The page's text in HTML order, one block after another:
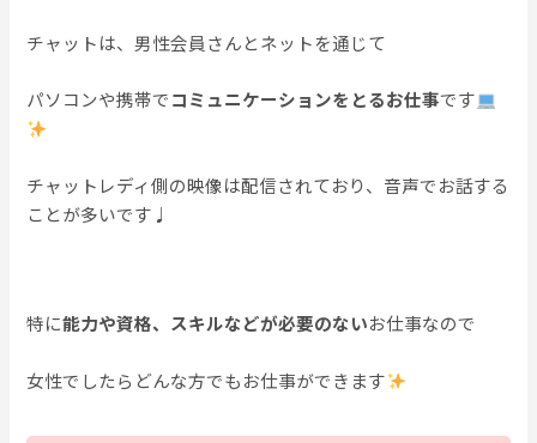
チャットは、男性会員さんとネットを通じて
パソコンや携帯でコミュニケーションをとるお仕事です
チャットレディ側の映像は配信されており、音声でお話する
ことが多いです♩
特に能力や資格、スキルなどが必要のないお仕事なので
女性でしたらどんな方でもお仕事ができます